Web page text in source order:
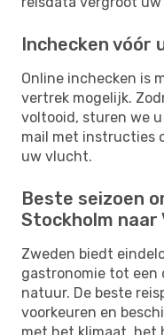
Inchecken vóór
Online inchecken is
vertrek mogelijk.
voltooid, sturen we
mail met instructies
uw vlucht.
Beste seizoen
Stockholm naar
Zweden biedt
gastronomie tot
natuur. De beste
voorkeuren en